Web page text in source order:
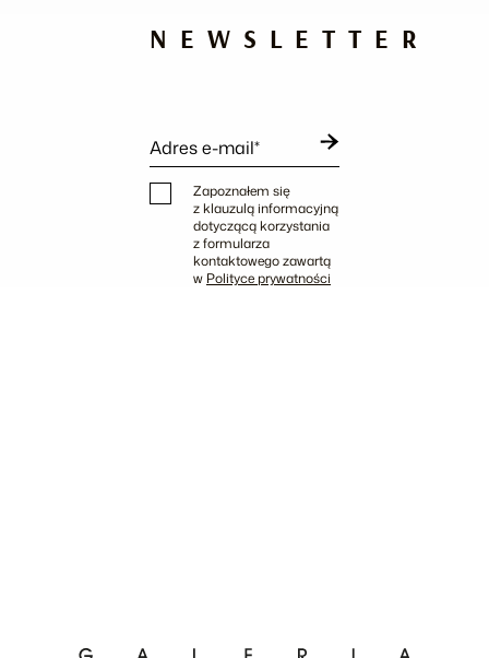
NEWSLETTER
Adres e-mail*
Zapoznałem się
z klauzulą informacyjną
dotyczącą korzystania
z formularza
kontaktowego zawartą
w Polityce prywatności